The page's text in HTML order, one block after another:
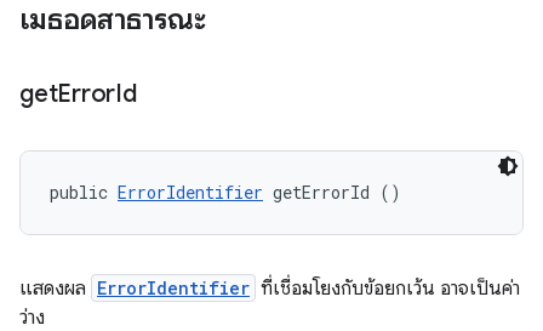
เมธอดสาธารณะ
getErrorId
public ErrorIdentifier getErrorId ()
แสดงผล ErrorIdentifier ที่เชื่อมโยงกับข้อยกเว้น อาจเป็นค่า
ว่าง